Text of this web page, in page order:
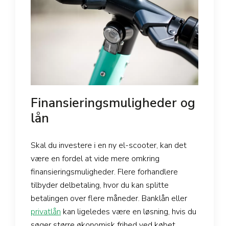
Finansieringsmuligheder og
lån
Skal du investere i en ny el-scooter, kan det
være en fordel at vide mere omkring
finansieringsmuligheder. Flere forhandlere
tilbyder delbetaling, hvor du kan splitte
betalingen over flere måneder. Banklån eller
privatlån kan ligeledes være en løsning, hvis du